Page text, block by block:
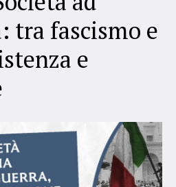
tra fascismo e
e